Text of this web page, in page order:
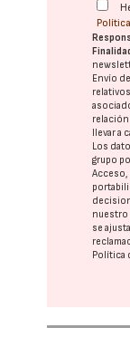
Envío
relación
llevar
Los
grupo
nuestro
se
Política